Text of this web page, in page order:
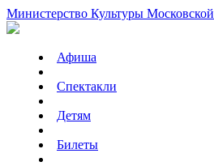
Министерство Культуры
Афиша
Спектакли
Детям
Билеты